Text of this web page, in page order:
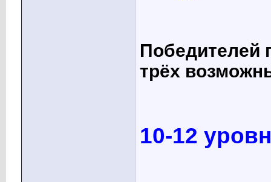
Победителей
трёх
10-12